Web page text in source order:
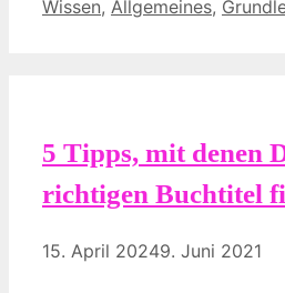
Kategorien
Wissen, Allgemeines,
5 Tipps, mit denen
richtigen Buchtitel
15. April 20249. Juni 2021